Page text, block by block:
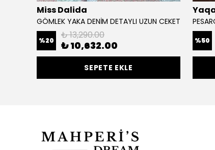
Miss Dalida
GÖMLEK YAKA DENİM DETAYLI UZUN CEKET
%20 ₺ 13,290.00
₺ 10,632.00
SEPETE EKLE
%50